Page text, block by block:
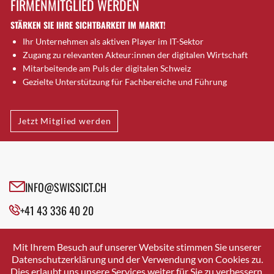
Brugg AG
Brütten
Bubendorf
Bubikon
Buchs (SG)
Bäretswil
Bülach
Cazis
Crissier
Davos Platz
Dierikon
Dietikon
FIRMENMITGLIED WERDEN
STÄRKEN SIE IHRE SICHTBARKEIT IM MARKT!
Ihr Unternehmen als aktiven Player im IT-Sektor
Zugang zu relevanten Akteur:innen der digitalen Wirtschaft
Mitarbeitende am Puls der digitalen Schweiz
Gezielte Unterstützung für Fachbereiche und Führung
Jetzt Mitglied werden
INFO@SWISSICT.CH
+41 43 336 40 20
SWISSICT
VULKANSTRASSE 120
8048 ZURICH
Mit Ihrem Besuch auf unserer Website stimmen Sie unserer
Datenschutzerklärung und der Verwendung von Cookies zu.
Dies erlaubt uns unsere Services weiter für Sie zu verbessern.